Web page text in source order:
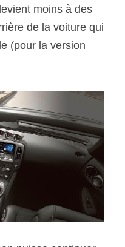
moins à des
de la voiture qui
(pour la version